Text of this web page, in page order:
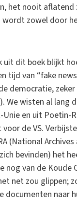
het nooit
zowel door
dit boek blijkt
tijd van “fake
democratie,
wisten al lang
en uit Poetin-
de VS.
(National
bevinden) het
nog van de
net zou glippen;
naar